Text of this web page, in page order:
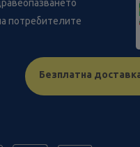
Безплатна
потребителите